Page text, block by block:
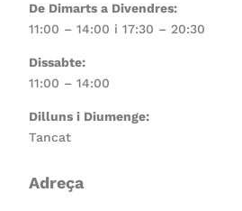
De Dimarts a Divendres:
11:00 – 14:00 i 17:30 – 20:30
Dissabte:
11:00 – 14:00
Dilluns i Diumenge:
Tancat
Adreça